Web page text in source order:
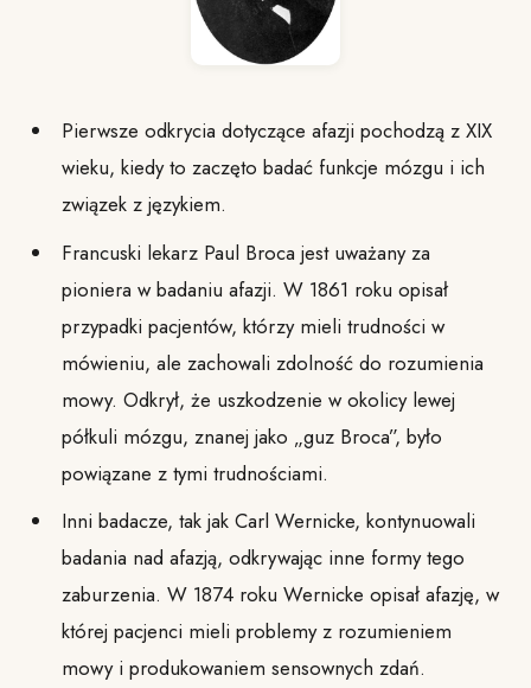
Pierwsze odkrycia dotyczące afazji pochodzą z XIX
wieku, kiedy to zaczęto badać funkcje mózgu i ich
związek z językiem.
Francuski lekarz Paul Broca jest uważany za
pioniera w badaniu afazji. W 1861 roku opisał
przypadki pacjentów, którzy mieli trudności w
mówieniu, ale zachowali zdolność do rozumienia
mowy. Odkrył, że uszkodzenie w okolicy lewej
półkuli mózgu, znanej jako „guz Broca”, było
powiązane z tymi trudnościami.
Inni badacze, tak jak Carl Wernicke, kontynuowali
badania nad afazją, odkrywając inne formy tego
zaburzenia. W 1874 roku Wernicke opisał afazję, w
której pacjenci mieli problemy z rozumieniem
mowy i produkowaniem sensownych zdań.